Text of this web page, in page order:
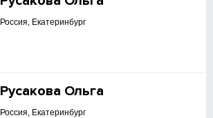
Россия, Екатеринбург
Русакова Ольга
Россия, Екатеринбург